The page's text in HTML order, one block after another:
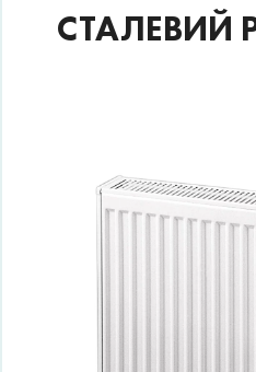
СТАЛЕВИЙ